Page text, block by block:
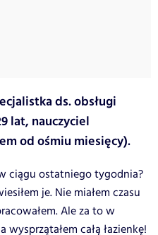
ds. obsługi
lat, nauczyciel
od ośmiu miesięcy).
ciągu ostatniego tygodnia?
je. Nie miałem czasu
Ale za to w
całą łazienkę!